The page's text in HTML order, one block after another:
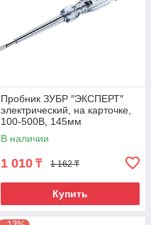
Пробник ЗУБР ″ЭКСПЕРТ″
электрический, на карточке,
100-500В, 145мм
В наличии
1 010 ₸ 1 162 ₸
Купить